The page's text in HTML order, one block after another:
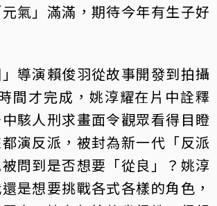
氣」滿滿，期待今年有生子好
」導演賴俊羽從故事開發到拍攝
間才完成，姚淳耀在片中詮釋
駭人刑求畫面令觀眾看得目瞪
演反派，被封為新一代「反派
問到是否想要「從良」？姚淳
是想要挑戰各式各樣的角色，